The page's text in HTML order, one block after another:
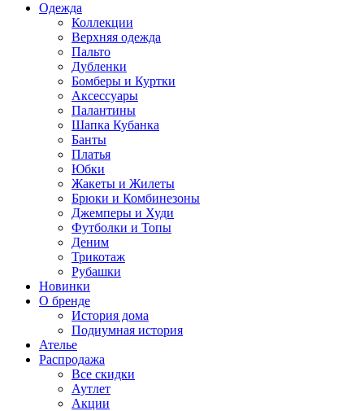
Одежда
Коллекции
Верхняя одежда
Пальто
Дубленки
Бомберы и Куртки
Аксессуары
Палантины
Шапка Кубанка
Банты
Платья
Юбки
Жакеты и Жилеты
Брюки и Комбинезоны
Джемперы и Худи
Футболки и Топы
Деним
Трикотаж
Рубашки
Новинки
О бренде
История дома
Подиумная история
Ателье
Распродажа
Все скидки
Аутлет
Акции